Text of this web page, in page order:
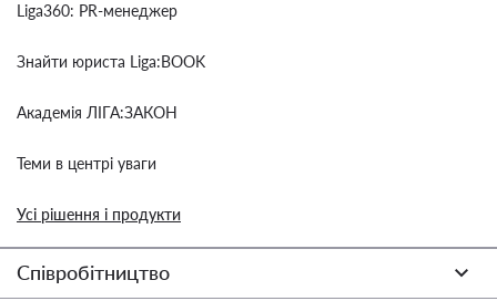
Liga360: PR-менеджер
Знайти юриста Liga:BOOK
Академія ЛІГА:ЗАКОН
Теми в центрі уваги
Усі рішення і продукти
Співробітництво